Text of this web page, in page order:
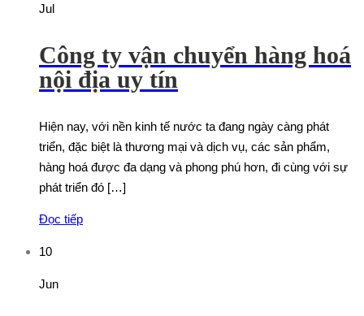
Jul
Công ty vận chuyển hàng hoá
nội địa uy tín
Hiện nay, với nền kinh tế nước ta đang ngày càng phát
triển, đặc biệt là thương mại và dịch vụ, các sản phẩm,
hàng hoá được đa dạng và phong phú hơn, đi cùng với sự
phát triển đó […]
Đọc tiếp
10
Jun